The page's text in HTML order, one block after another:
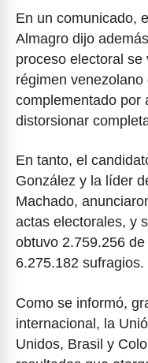
En un comunicado,
Almagro dijo
proceso electoral
régimen
complementado por
distorsionar
En tanto, el
González y la líder
Machado,
actas electorales, y
obtuvo 2.759.256
6.275.182 sufragios.
Como se informó,
internacional, la
Unidos, Brasil y